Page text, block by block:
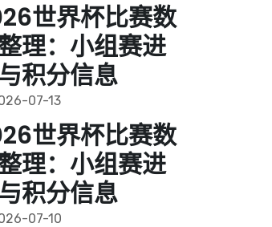
世界杯比赛数
理：小组赛进
积分信息
07-13
世界杯比赛数
理：小组赛进
积分信息
07-10